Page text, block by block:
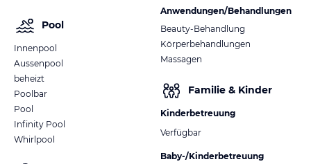
Pool
Innenpool
Aussenpool
beheizt
Poolbar
Pool
Infinity Pool
Whirlpool
Anwendungen/Behandlungen
Beauty-Behandlung
Körperbehandlungen
Massagen
Familie & Kinder
Kinderbetreuung
Verfügbar
Baby-/Kinderbetreuung